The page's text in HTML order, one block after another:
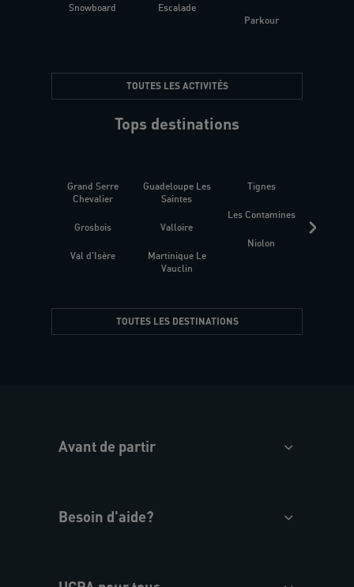
Snowboard Escalade
Parkour
TOUTES LES ACTIVITÉS
Tops destinations
Grand Serre
Chevalier
Grosbois
Val d'Isère
Guadeloupe Les
Saintes
Valloire
Martinique Le
Vauclin
Tignes
Les Contamines
Niolon
TOUTES LES DESTINATIONS
Avant de partir
Besoin d'aide?